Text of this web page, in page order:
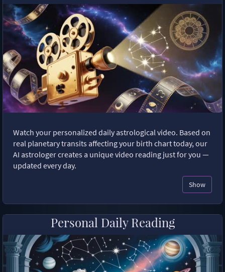
Watch your personalized daily astrological video. Based on
real planetary transits affecting your birth chart today, our
AI astrologer creates a unique video reading just for you —
updated every day.
Show
Personal Daily Reading